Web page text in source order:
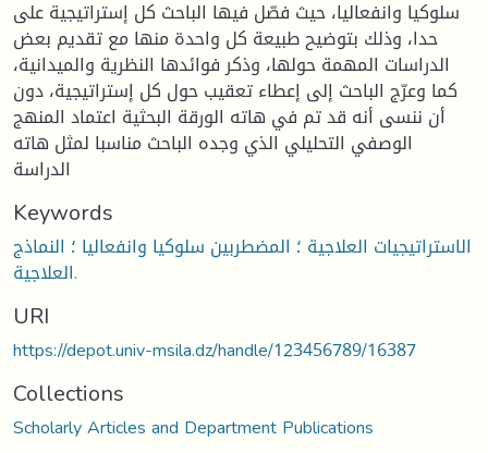
سلوكيا وانفعاليا، حيث فصّل فيها الباحث كل إستراتيجية على
حدا، وذلك بتوضيح طبيعة كل واحدة منها مع تقديم بعض
الدراسات المهمة حولها، وذكر فوائدها النظرية والميدانية،
كما وعرّج الباحث إلى إعطاء تعقيب حول كل إستراتيجية، دون
أن ننسى أنه قد تم في هاته الورقة البحثية اعتماد المنهج
الوصفي التحليلي الذي وجده الباحث مناسبا لمثل هاته
الدراسة
Keywords
الاستراتيجيات العلاجية ؛ المضطربين سلوكيا وانفعاليا ؛ النماذج
العلاجية.
URI
https://depot.univ-msila.dz/handle/123456789/16387
Collections
Scholarly Articles and Department Publications